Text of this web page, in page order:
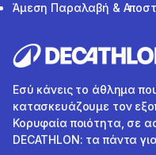
Άμεση Παραλαβή &
Εσύ κάνεις το άθλημα
κατασκευάζουμε τον
Κορυφαία ποιότητα, σε
DECATHLON: τα πάντα